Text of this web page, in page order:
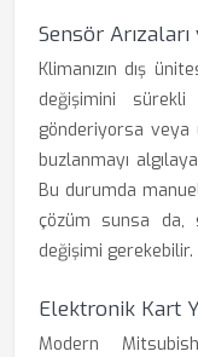
Sensör
Klimanızın dış
değişimini
gönderiyorsa veya
buzlanmayı
Bu durumda
çözüm sunsa da,
değişimi gerekebilir.
Elektronik Kart
Modern